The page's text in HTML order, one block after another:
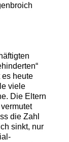
heute
viele
Die Eltern
die Zahl
sinkt, nur